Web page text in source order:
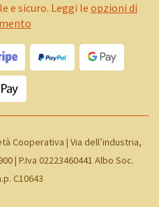
e sicuro. Leggi le opzioni di
Cooperativa | Via dell’industria,
| P.Iva 02223460441 Albo Soc.
C10643